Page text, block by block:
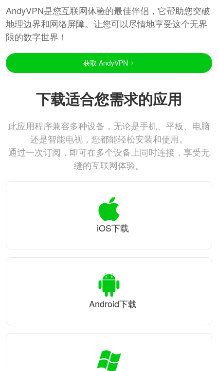
AndyVPN是您互联网体验的最佳伴侣，它帮助您突破
地理边界和网络屏障。让您可以尽情地享受这个无界
限的数字世界！
获取 AndyVPN
下载适合您需求的应用
此应用程序兼容多种设备，无论是手机、平板、电脑
还是智能电视，您都能轻松安装和使用。
通过一次订阅，即可在多个设备上同时连接，享受无
缝的互联网体验。
iOS下载
Android下载